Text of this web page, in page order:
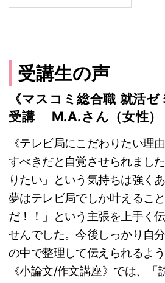
受講生の声
《マスコミ総合職 就活
受講 M.A.さん（女性）
《テレビ局にこだわりたい理
すべきだと自覚させられまし
りたい」という気持ちは強く
夢はテレビ局でしか叶えるこ
だ！！」という主張を上手く
せんでした。今後しっかり自
の中で整理して伝えられるよ
《小論文/作文講座》では、